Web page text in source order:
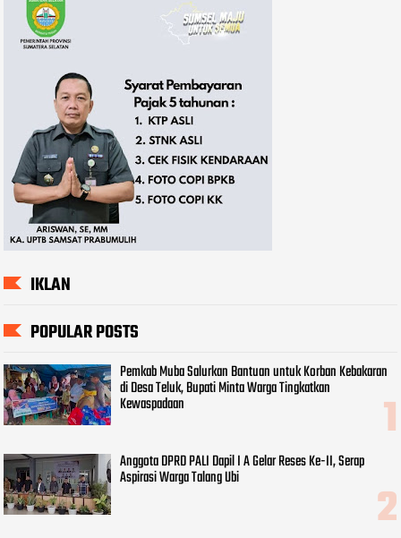
IKLAN
POPULAR POSTS
Pemkab Muba Salurkan Bantuan untuk Korban Kebakaran
di Desa Teluk, Bupati Minta Warga Tingkatkan
Kewaspadaan
Anggota DPRD PALI Dapil I A Gelar Reses Ke-II, Serap
Aspirasi Warga Talang Ubi